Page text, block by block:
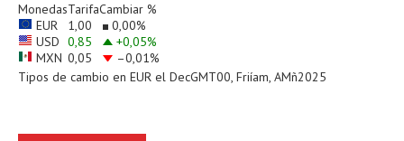
MonedasTarifaCambiar %
EUR
1,00 0,00%
USD 0,85 +0,05%
MXN 0,05 –0,01%
Tipos de cambio en EUR el DecGMT00, Friíam, AMñ2025